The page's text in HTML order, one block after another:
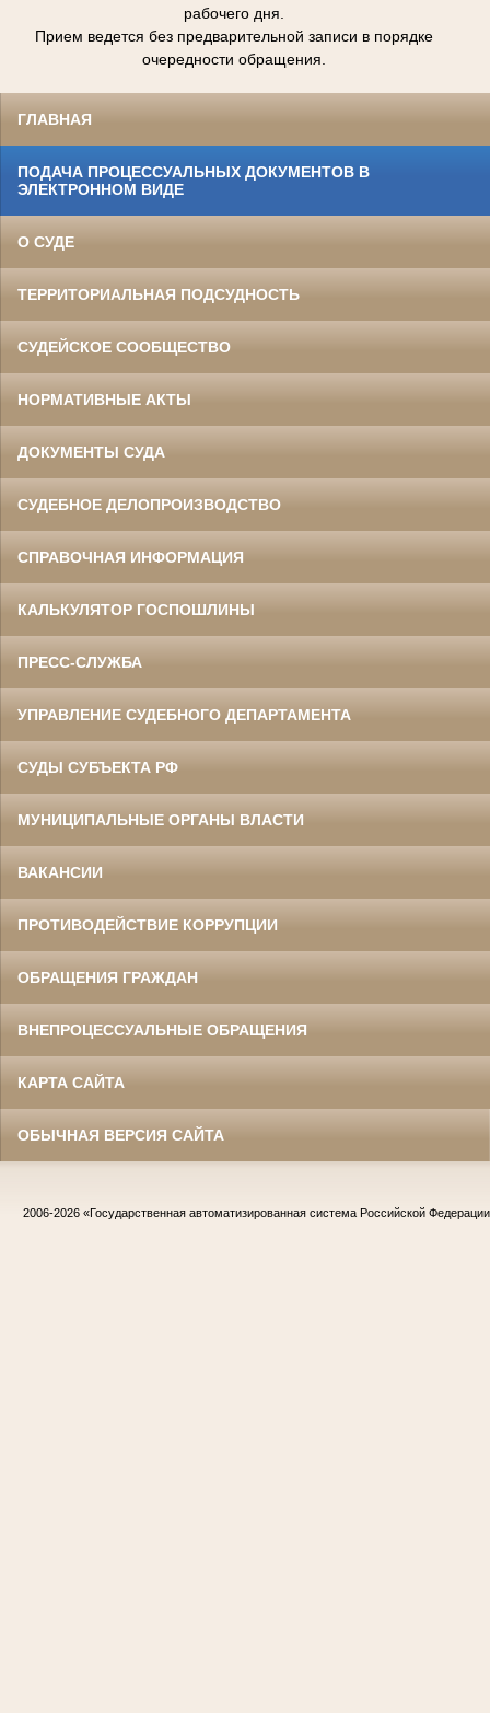
рабочего дня.
Прием ведется без предварительной записи в порядке
очередности обращения.
ГЛАВНАЯ
ПОДАЧА ПРОЦЕССУАЛЬНЫХ ДОКУМЕНТОВ В
ЭЛЕКТРОННОМ ВИДЕ
О СУДЕ
ТЕРРИТОРИАЛЬНАЯ ПОДСУДНОСТЬ
СУДЕЙСКОЕ СООБЩЕСТВО
НОРМАТИВНЫЕ АКТЫ
ДОКУМЕНТЫ СУДА
СУДЕБНОЕ ДЕЛОПРОИЗВОДСТВО
СПРАВОЧНАЯ ИНФОРМАЦИЯ
КАЛЬКУЛЯТОР ГОСПОШЛИНЫ
ПРЕСС-СЛУЖБА
УПРАВЛЕНИЕ СУДЕБНОГО ДЕПАРТАМЕНТА
СУДЫ СУБЪЕКТА РФ
МУНИЦИПАЛЬНЫЕ ОРГАНЫ ВЛАСТИ
ВАКАНСИИ
ПРОТИВОДЕЙСТВИЕ КОРРУПЦИИ
ОБРАЩЕНИЯ ГРАЖДАН
ВНЕПРОЦЕССУАЛЬНЫЕ ОБРАЩЕНИЯ
КАРТА САЙТА
ОБЫЧНАЯ ВЕРСИЯ САЙТА
2006-2026 «Государственная автоматизированная система Российской